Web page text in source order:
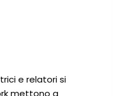
e relatori si
mettono a